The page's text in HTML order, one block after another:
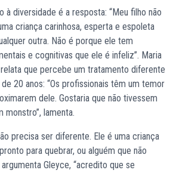
à diversidade é a resposta: “Meu filho não
criança carinhosa, esperta e espoleta
outra. Não é porque ele tem
e cognitivas que ele é infeliz”. Maria
relata que percebe um tratamento diferente
20 anos: “Os profissionais têm um temor
dele. Gostaria que não tivessem
monstro”, lamenta.
precisa ser diferente. Ele é uma criança
para quebrar, ou alguém que não
Gleyce, “acredito que se